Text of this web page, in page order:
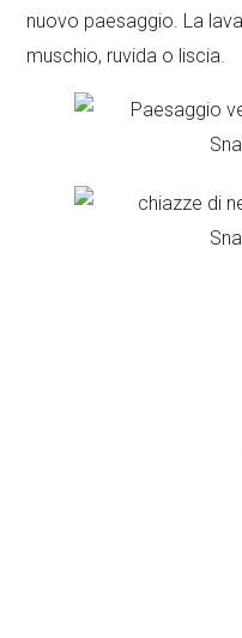
nuovo paesaggio. La
muschio, ruvida o liscia.